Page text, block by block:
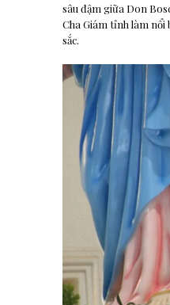
sâu đậm giữa Don
Cha Giám tỉnh làm nổi
sắc.